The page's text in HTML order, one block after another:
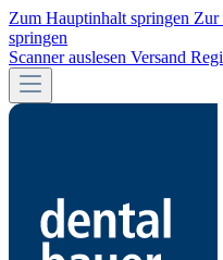
Zum Hauptinhalt springen Zur
springen
Scanner auslesen Versand